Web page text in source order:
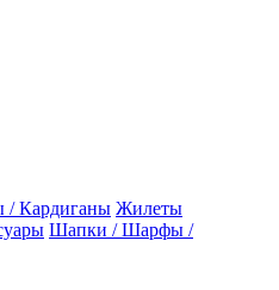
/ Кардиганы Жилеты
Шапки / Шарфы /